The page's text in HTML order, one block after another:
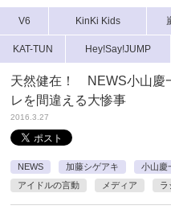
V6 KinKi Kids
KAT-TUN Hey!Say!JUMP
天然健在！ NEWS小山慶
レを間違える大惨事
2016.3.27
NEWS 加藤シゲアキ
小山慶
アイドルの言動
メディア ラ